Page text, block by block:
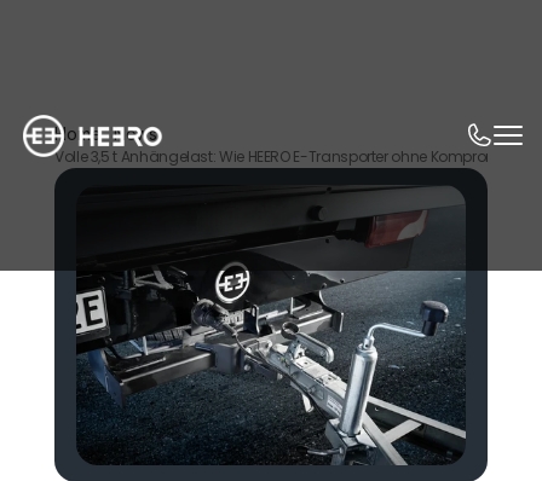
Home News
Volle 3,5 t Anhängelast: Wie HEERO E-Transporter ohne Kompromisse